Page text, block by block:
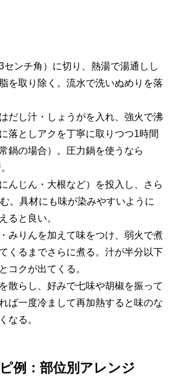
センチ角）に切り、熱湯で湯通しし
を取り除く。流水で洗いぬめりを落
だし汁・しょうがを入れ、強火で沸
落としアクを丁寧に取りつつ1時間
鍋の場合）。圧力鍋を使うなら
んじん・大根など）を投入し、さら
。具材にも味が染みやすいように
ると良い。
みりんを加えて味をつけ、弱火で煮
くるまでさらに煮る。汁が半分以下
コクが出てくる。
散らし、好みで七味や胡椒を振って
ば一度冷まして再加熱すると味のな
なる。
例：部位別アレンジ